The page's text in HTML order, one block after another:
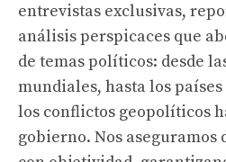
entrevistas exclusivas,
análisis perspicaces que
de temas políticos: desde
mundiales, hasta los
los conflictos geopolíticos
gobierno. Nos aseguramos